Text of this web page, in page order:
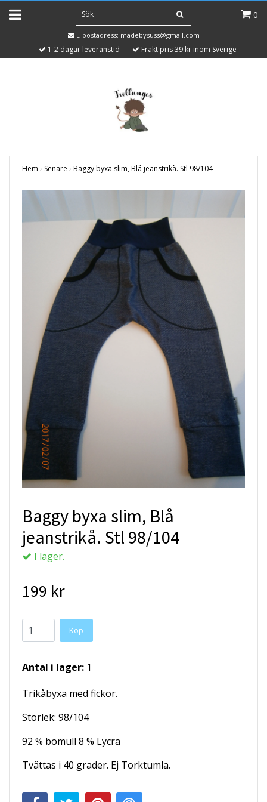
0
E-postadress: madebysuss@gmail.com
1-2 dagar leveranstid Frakt pris 39 kr inom Sverige
Hem › Senare › Baggy byxa slim, Blå jeanstrikå. Stl 98/104
Baggy byxa slim, Blå
jeanstrikå. Stl 98/104
I lager.
199 kr
Köp
Antal i lager: 1
Trikåbyxa med fickor.
Storlek: 98/104
92 % bomull 8 % Lycra
Tvättas i 40 grader. Ej Torktumla.